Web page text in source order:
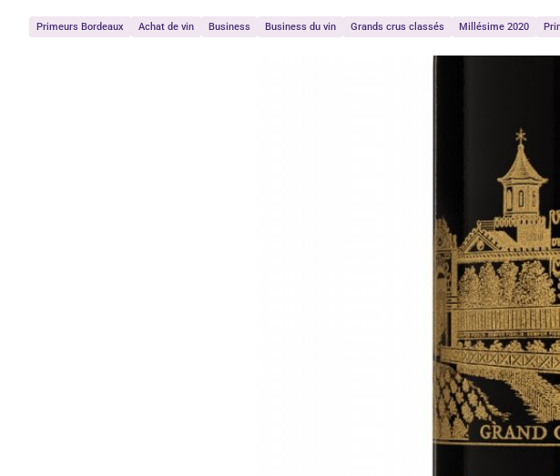
Primeurs Bordeaux Achat de vin Business Business du vin Grands crus classés Millésime 2020